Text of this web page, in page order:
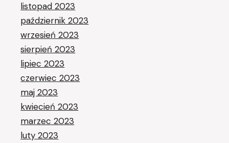
listopad 2023
październik 2023
wrzesień 2023
sierpień 2023
lipiec 2023
czerwiec 2023
maj 2023
kwiecień 2023
marzec 2023
luty 2023